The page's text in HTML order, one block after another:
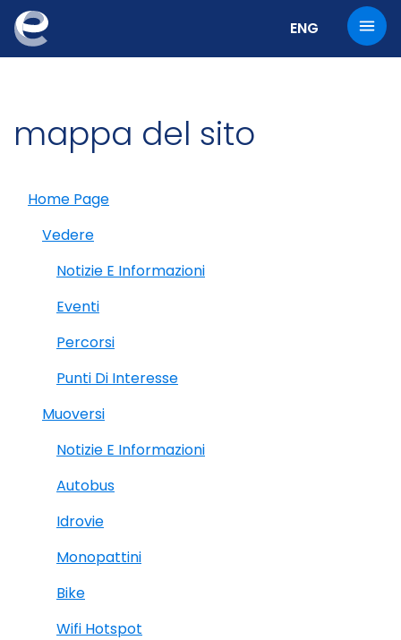
Cambia la
ENG
mappa del sito
Home Page
Vedere
Notizie E Informazioni
Eventi
Percorsi
Punti Di Interesse
Muoversi
Notizie E Informazioni
Autobus
Idrovie
Monopattini
Bike
Wifi Hotspot